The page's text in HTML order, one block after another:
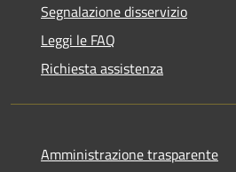
Segnalazione disservizio
Leggi le FAQ
Richiesta assistenza
Amministrazione trasparente